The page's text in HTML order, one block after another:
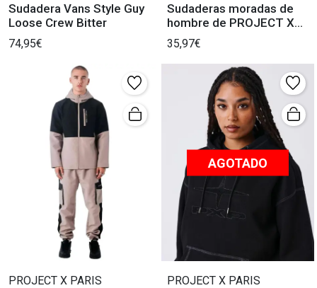
Sudadera Vans Style Guy
Loose Crew Bitter
74,95€
Sudaderas moradas de
hombre de PROJECT X
PARIS
35,97€
PROJECT X PARIS
AGOTADO
PROJECT X PARIS